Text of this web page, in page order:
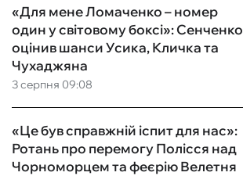
3 серпня 09:08
«Для мене Ломаченко – номер
один у світовому боксі»: Сенченко
оцінив шанси Усика, Кличка та
Чухаджяна
«Це був справжній іспит для нас»:
Ротань про перемогу Полісся над
Чорноморцем та феєрію Велетня